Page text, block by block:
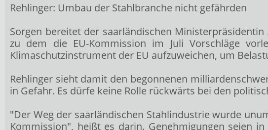
Rehlinger: Umbau der Stahlbranche nicht gefährden
Sorgen bereitet der saarländischen
zu dem die EU-Kommission im Juli Vorschläge
Klimaschutzinstrument der EU aufzuweichen, um
Rehlinger sieht damit den begonnenen
in Gefahr. Es dürfe keine Rolle rückwärts bei den
"Der Weg der saarländischen Stahlindustrie wurde
Kommission", heißt es darin. Genehmigungen seien